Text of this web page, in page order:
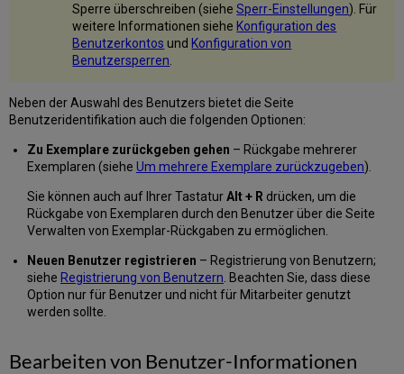
Sperre überschreiben (sieheSperr-Einstellungen). Für
weitere Informationen sieheKonfiguration des
Benutzerkontos undKonfiguration von
Benutzersperren
Neben der Auswahl des Benutzers bietet die Seite
Benutzeridentifikation auch die folgenden Optionen:
Zu Exemplare zurückgeben gehen – Rückgabe mehrerer
Exemplaren (siehe Um mehrere Exemplare zurückzugeben).
Sie können auch auf Ihrer TastaturAlt + R drücken, um die
Rückgabe von Exemplaren durch den Benutzer über die Seite
Verwalten von Exemplar-Rückgaben zu ermöglichen.
Neuen Benutzer registrieren – Registrierung von Benutzern;
siehe Registrierung von Benutzern . Beachten Sie, dass diese
Option nur für Benutzer und nicht für Mitarbeiter genutzt
werden sollte.
Bearbeiten von Benutzer-Informationen